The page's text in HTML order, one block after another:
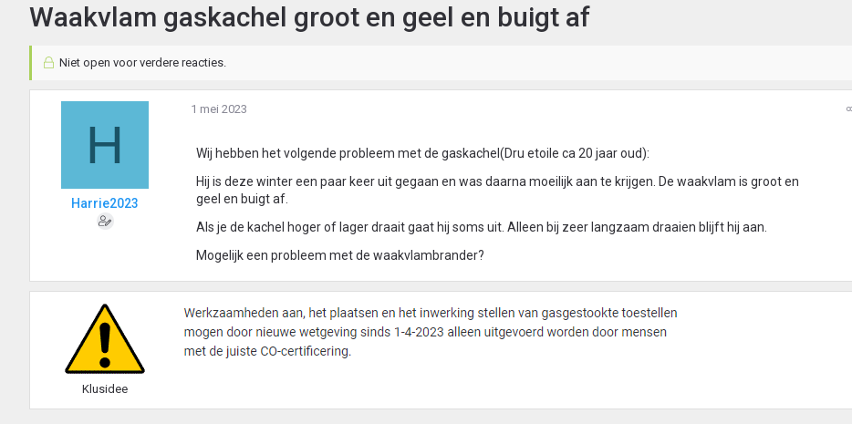
Waakvlam gaskachel groot en geel en buigt af
Niet open voor verdere reacties.
H
Harrie2023
1 mei 2023
Wij hebben het volgende probleem met de gaskachel(Dru etoile ca 20 jaar oud):
Hij is deze winter een paar keer uit gegaan en was daarna moeilijk aan te krijgen. De waakvlam is groot en
geel en buigt af.
Als je de kachel hoger of lager draait gaat hij soms uit. Alleen bij zeer langzaam draaien blijft hij aan.
Mogelijk een probleem met de waakvlambrander?
Klusidee